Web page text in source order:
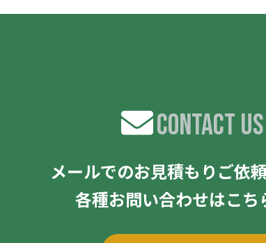
CONTACT US
メールでのお見積もりご依
各種お問い合わせはこち